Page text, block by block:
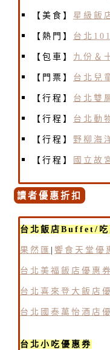
【美食】 星級飯
【熱門】 台北
【包車】 九份＆
【門票】 台北兒
【行程】 台北雙
【行程】 台北動
【行程】 野柳海
【行程】 國立故
讀者優惠折扣
台北飯店Buffet/吃
果然匯 饗食天堂優
台北美福飯店優惠券
台北喜來登大飯店
台北國泰萬怡酒店
台北小吃優惠券